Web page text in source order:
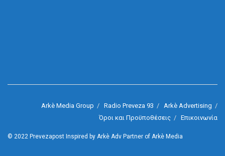
Arkè Media Group Radio Preveza 93
Arkè Advertising
Όροι και Προϋποθέσεις
Επικοινωνία
© 2022 Prevezapost Inspired by Arkè Adv Partner of Arkè Media